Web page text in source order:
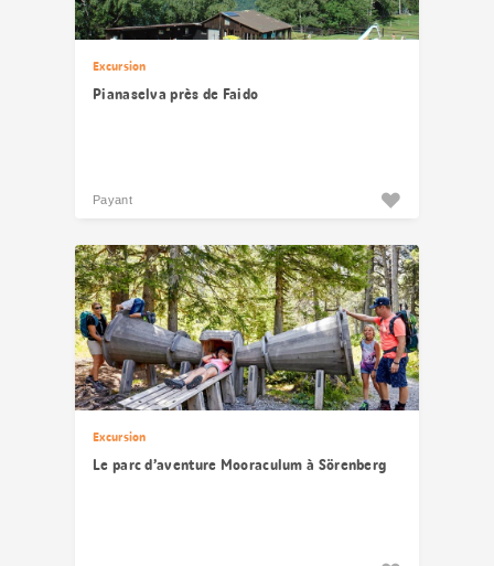
Excursion
Pianaselva près de Faido
Payant
Excursion
Le parc d’aventure Mooraculum à Sörenberg